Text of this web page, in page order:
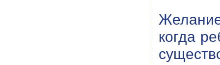
когда